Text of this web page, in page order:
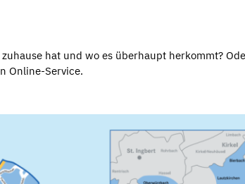
hat und wo es überhaupt herkommt?
Online-Service.